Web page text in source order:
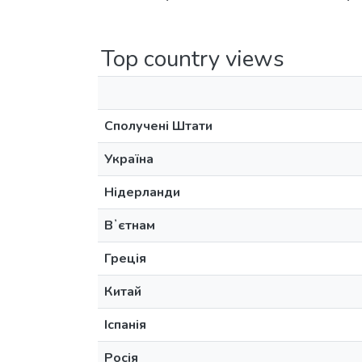
Top country views
Сполучені Штати
Україна
Нідерланди
Вʼєтнам
Греція
Китай
Іспанія
Росія